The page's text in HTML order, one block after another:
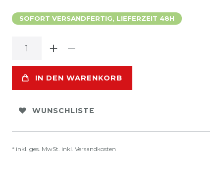
SOFORT VERSANDFERTIG, LIEFERZEIT 48H
IN DEN WARENKORB
WUNSCHLISTE
* inkl. ges. MwSt. inkl. Versandkosten